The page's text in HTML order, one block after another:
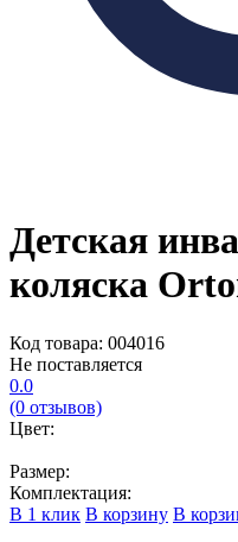
Детская
коляска
Код товара: 004016
Не поставляется
0.0
(0 отзывов)
Цвет:
Размер:
Комплектация:
В 1 клик В корзину В